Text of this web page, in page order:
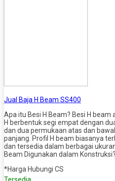
Jual Baja H Beam SS400
Apa itu Besi H Beam? Besi H
H berbentuk segi empat dengan
dan dua permukaan atas dan
panjang. Profil H beam biasanya
dan tersedia dalam berbagai
Beam Digunakan dalam
*Harga Hubungi CS